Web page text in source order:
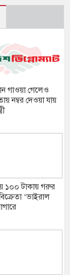
গাওয়া গেলেও
নম্বর দেওয়া যায়
১০০ টাকায় গরুর
‘ভাইরাল